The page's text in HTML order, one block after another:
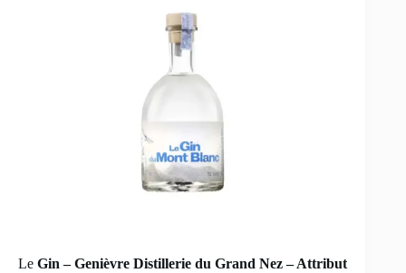
LeGin – Genièvre Distillerie du Grand Nez – Attribut